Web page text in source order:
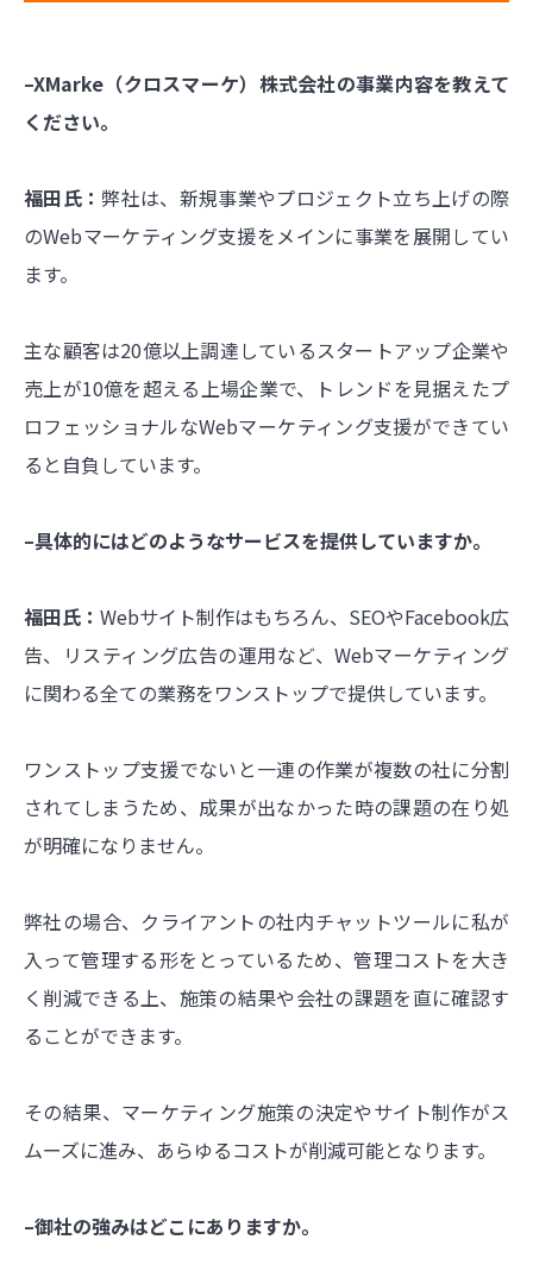
–XMarke（クロスマーケ）株式会社の事業内容を教えて
ください。
福田氏：弊社は、新規事業やプロジェクト立ち上げの際
のWebマーケティング支援をメインに事業を展開してい
ます。
主な顧客は20億以上調達しているスタートアップ企業や
売上が10億を超える上場企業で、トレンドを見据えたプ
ロフェッショナルなWebマーケティング支援ができてい
ると自負しています。
–具体的にはどのようなサービスを提供していますか。
福田氏： Webサイト制作はもちろん、SEOやFacebook広
告、リスティング広告の運用など、Webマーケティング
に関わる全ての業務をワンストップで提供しています。
ワンストップ支援でないと一連の作業が複数の社に分割
されてしまうため、成果が出なかった時の課題の在り処
が明確になりません。
弊社の場合、クライアントの社内チャットツールに私が
入って管理する形をとっているため、管理コストを大き
く削減できる上、施策の結果や会社の課題を直に確認す
ることができます。
その結果、マーケティング施策の決定やサイト制作がス
ムーズに進み、あらゆるコストが削減可能となります。
–御社の強みはどこにありますか。